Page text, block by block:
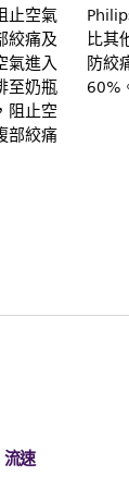
止空氣
絞痛及
氣進入
至奶瓶
阻止空
部絞痛
比其
防絞
60%
流速